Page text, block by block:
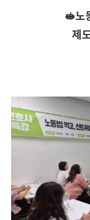
🥪노
제